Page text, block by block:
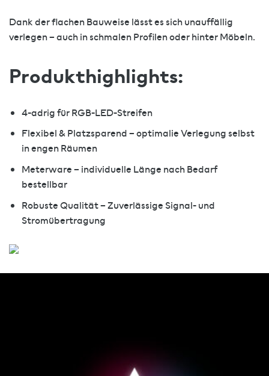
Dank der flachen Bauweise lässt es sich unauffällig
verlegen – auch in schmalen Profilen oder hinter Möbeln.
Produkthighlights:
4-adrig für RGB-LED-Streifen
Flexibel & Platzsparend – optimalie Verlegung selbst
in engen Räumen
Meterware – individuelle Länge nach Bedarf
bestellbar
Robuste Qualität – Zuverlässige Signal- und
Stromübertragung